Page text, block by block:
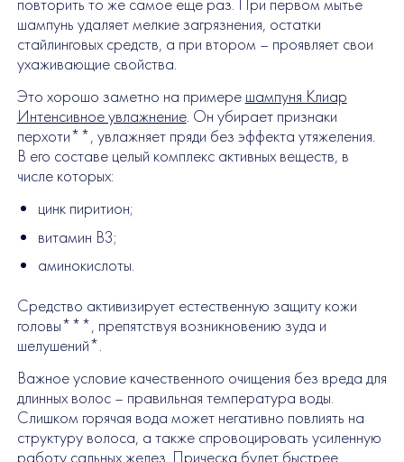
повторить то же самое еще раз. При первом мытье
шампунь удаляет мелкие загрязнения, остатки
стайлинговых средств, а при втором – проявляет свои
ухаживающие свойства.
Это хорошо заметно на примере шампуня Клиар
Интенсивное увлажнение. Он убирает признаки
перхоти**, увлажняет пряди без эффекта утяжеления.
В его составе целый комплекс активных веществ, в
числе которых:
цинк пиритион;
витамин B3;
аминокислоты.
Средство активизирует естественную защиту кожи
головы***, препятствуя возникновению зуда и
шелушений*.
Важное условие качественного очищения без вреда для
длинных волос – правильная температура воды.
Слишком горячая вода может негативно повлиять на
структуру волоса, а также спровоцировать усиленную
работу сальных желез. Прическа будет быстрее